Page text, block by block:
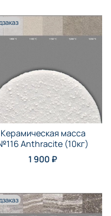
Керамическая масса
Anthraсite (10кг)
1 900 ₽